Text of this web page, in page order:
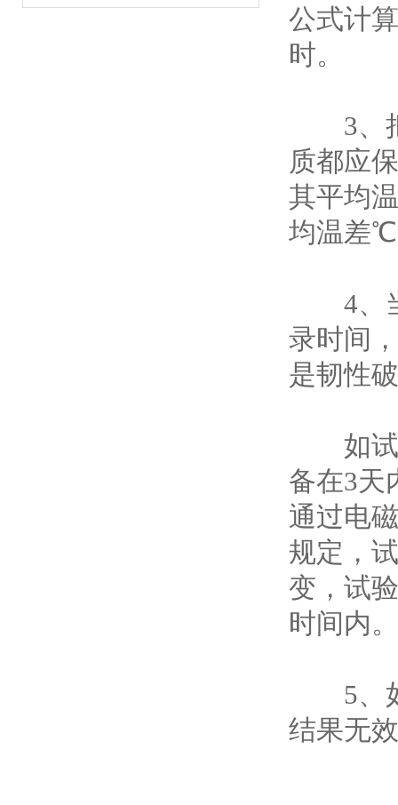
公式计
时。
3、把
质都应
其平均
均温差
4、当
录时间
是韧性
如试
备在3天
通过电
规定，
变，试
时间内。
5、如
结果无